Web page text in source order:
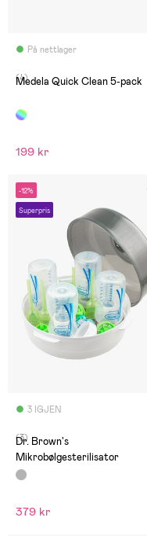
På nettlager
(4)
Medela Quick Clean 5-pack
199 kr
-12%
Superpris
3 IGJEN
(3)
Dr. Brown's
Mikrobølgesterilisator
379 kr